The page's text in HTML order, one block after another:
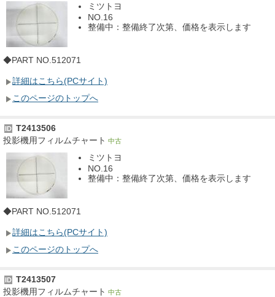
ミツトヨ
NO.16
整備中：整備終了次第、価格を表示します
◆PART NO.512071
詳細はこちら(PCサイト)
このページのトップへ
ID T2413506
投影機用フィルムチャート 中古
ミツトヨ
NO.16
整備中：整備終了次第、価格を表示します
◆PART NO.512071
詳細はこちら(PCサイト)
このページのトップへ
ID T2413507
投影機用フィルムチャート 中古